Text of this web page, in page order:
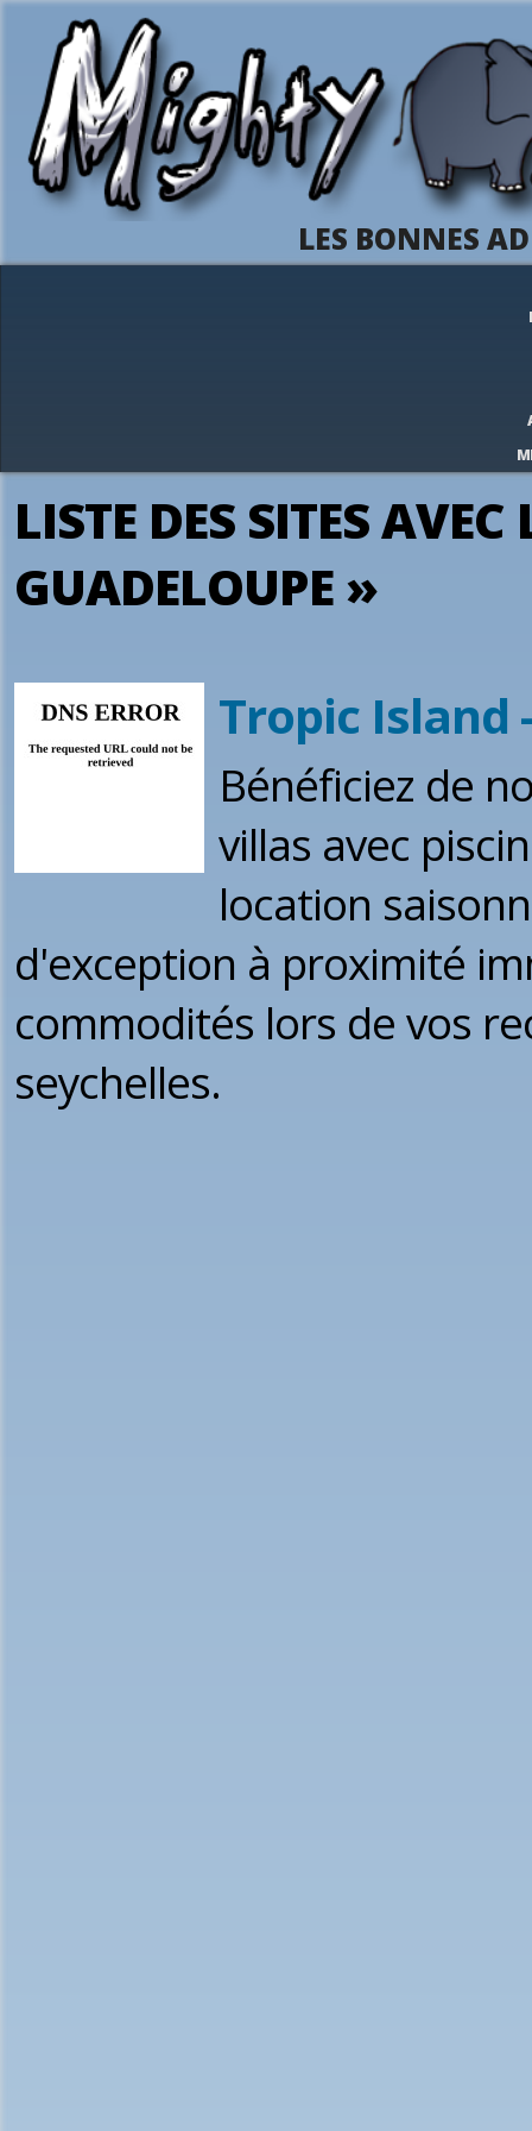
LES BONNES
LISTE DES SITES
GUADELOUPE »
Tropic Island
Bénéficiez de
villas avec
location
d'exception à proximité
commodités lors de vos
seychelles.